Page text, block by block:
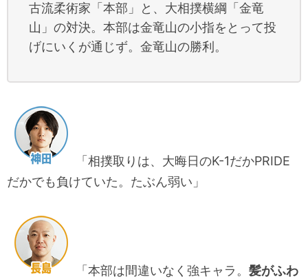
古流柔術家「本部」と、大相撲横綱「金竜
山」の対決。本部は金竜山の小指をとって投
げにいくが通じず。金竜山の勝利。
「相撲取りは、大晦日のK-1だかPRIDE
だかでも負けていた。たぶん弱い」
「本部は間違いなく強キャラ。 髪がふわ